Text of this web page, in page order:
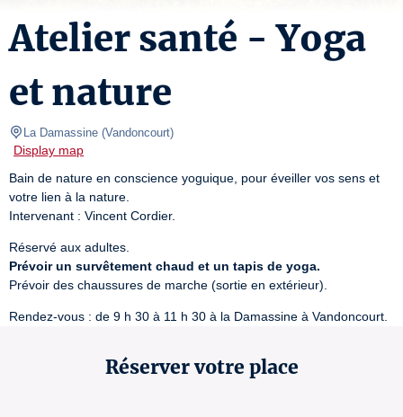
Atelier santé - Yoga
et nature
La Damassine (Vandoncourt)
Display map
Bain de nature en conscience yoguique, pour éveiller vos sens et
votre lien à la nature.
Intervenant : Vincent Cordier.
Prévoir un survêtement chaud et un tapis de yoga.
Prévoir des chaussures de marche (sortie en extérieur).
Rendez-vous : de 9 h 30 à 11 h 30 à la Damassine à Vandoncourt.
Réserver votre place